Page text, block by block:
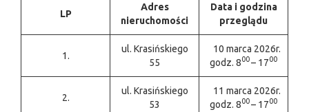
LP
Adres
nieruchomości
Data i godzina
przeglądu
1.
ul. Krasińskiego
55
10 marca 2026r.
godz. 800– 1700
2.
ul. Krasińskiego
53
11 marca 2026r.
godz. 800– 1700